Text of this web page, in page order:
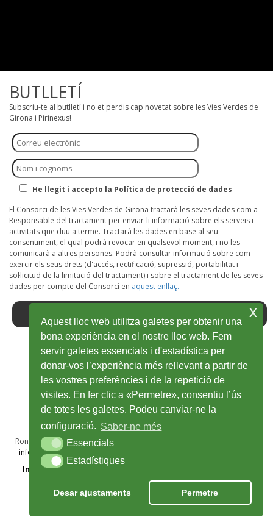
BUTLLETÍ
Subscriu-te al butlletí i no et perdis cap novetat sobre les Vies Verdes de
Girona i Pirinexus!
He llegit i accepto la Política de protecció de dades
El Consorci de les Vies Verdes de Girona tractarà les seves dades com a
Responsable del tractament per enviar-li informació sobre els serveis i
activitats que duu a terme. Tractarà les dades en base al seu
consentiment, el qual podrà revocar en qualsevol moment, i no les
comunicarà a altres persones. Podrà consultar informació sobre com
exercir els seus drets (d'accés, rectificació, supressió, portabilitat i
sol·licitud de la limitació del tractament) i sobre el tractament de les seves
dades per compte del Consorci en aquest enllaç.
Facebook
Ouvrir
dans
une
nouvelle
fenêtre
Twitter
Ouvrir
dans
une
nouvelle
fenêtre
Youtube
Ouvrir
dans
une
nouvelle
Instagram
Ouvrir
dans
une
nouvelle
Wikiloc
Ouvrir
dans
une
nouvelle
Ronda Sant Antoni Maria Claret, 28A, 1r · 17002 Girona · T 972 48 69 50
info@viesverdes.org
Information Légal
Politique de confidentialité
Crédits
Aquest lloc web utilitza galetes per obtenir una
bona experiència en el nostre lloc web. Fem
servir galetes essencials i d'estadística per
donar-vos l’experiència més rellevant a partir de
les vostres preferències i de la repetició de
visites. En fer clic a «Permetre», consentiu l’ús
de totes les galetes. Podeu canviar-ne la
configuració. Saber-ne més
EssencialsEssencials
Estadístiques
Estadístiques
Desar ajustaments Permetre
x